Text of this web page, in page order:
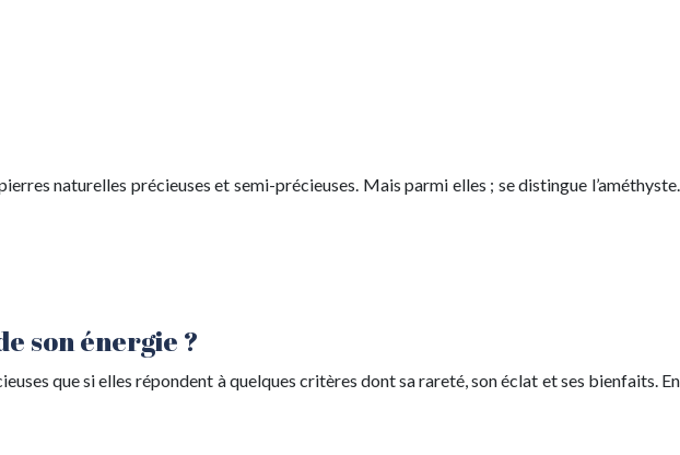
naturelles précieuses et semi-précieuses. Mais parmi elles ; se distingue l’améthyste.
son énergie ?
que si elles répondent à quelques critères dont sa rareté, son éclat et ses bienfaits. En